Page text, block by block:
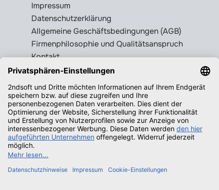
Impressum
Datenschutzerklärung
Allgemeine Geschäftsbedingungen (AGB)
Firmenphilosophie und Qualitätsanspruch
Kontakt
Liefer- und Versandkosten
Rückgabebedingungen
Wissenswertes
Legale Gebrauchtsoftware erkennen
Produktschlüssel = Lizenz?
Microsoft Office legal erwerben